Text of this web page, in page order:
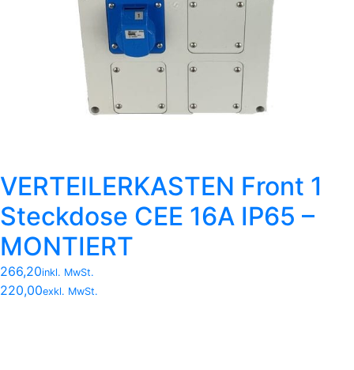
VERTEILERKASTEN Front 1
Steckdose CEE 16A IP65 –
MONTIERT
266,20inkl. MwSt.
220,00exkl. MwSt.